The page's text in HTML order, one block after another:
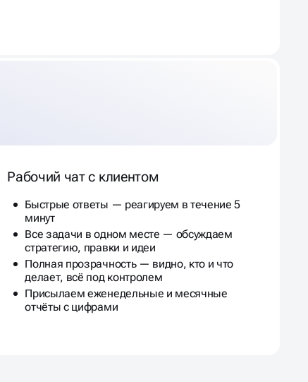
Рабочий чат с клиентом
Быстрые ответы — реагируем в течение 5
минут
Все задачи в одном месте — обсуждаем
стратегию, правки и идеи
Полная прозрачность — видно, кто и что
делает, всё под контролем
Присылаем еженедельные и месячные
отчёты с цифрами